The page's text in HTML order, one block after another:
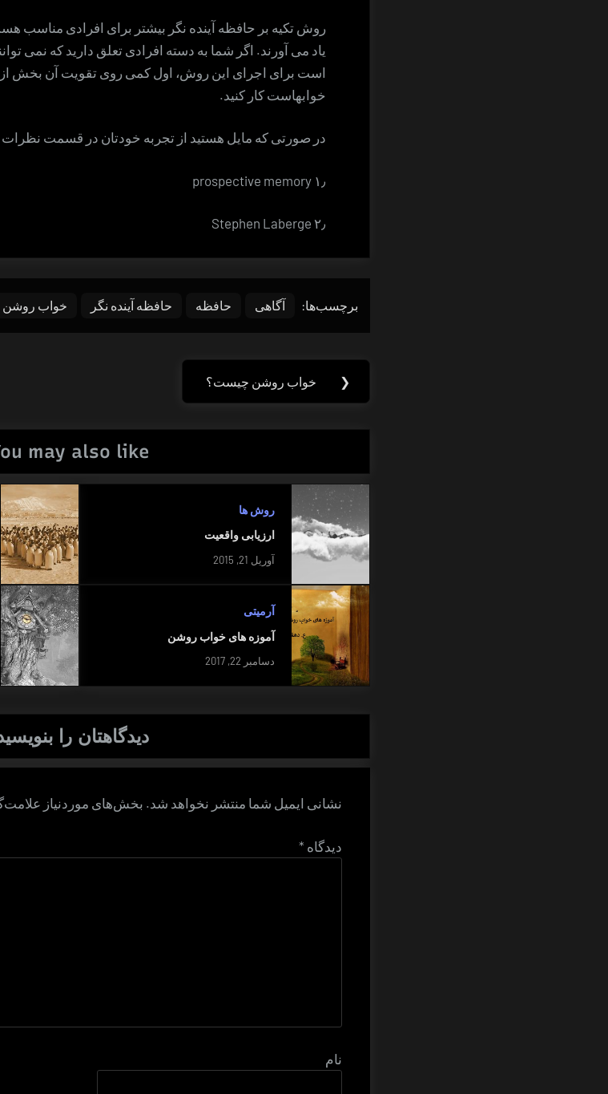
روش تکیه بر حافظه آینده نگر بیشتر برای افرادی مناسب
یاد می آورند. اگر شما به دسته افرادی تعلق دارید که نمی
است برای اجرای این روش، اول کمی روی تقویت آن بخش از
خوابهاست کار کنید.
در صورتی که مایل هستید از تجربه خودتان در قسمت نظرات
۱٫ prospective memory
۲٫ Stephen Laberge
برچسب‌ها: آگاهی حافظه حافظه آینده نگر خواب روشن
راهبری
نوشته
❮
Previous
خواب روشن چیست؟
may also like
روش ها
ارزیابی واقعیت
آوریل 21, 2015
آرمیتی
آموزه های خواب روشن
دسامبر 22, 2017
دیدگاهتان را
نشانی ایمیل شما منتشر نخواهد شد. بخش‌های موردنیاز
دیدگاه *
نام